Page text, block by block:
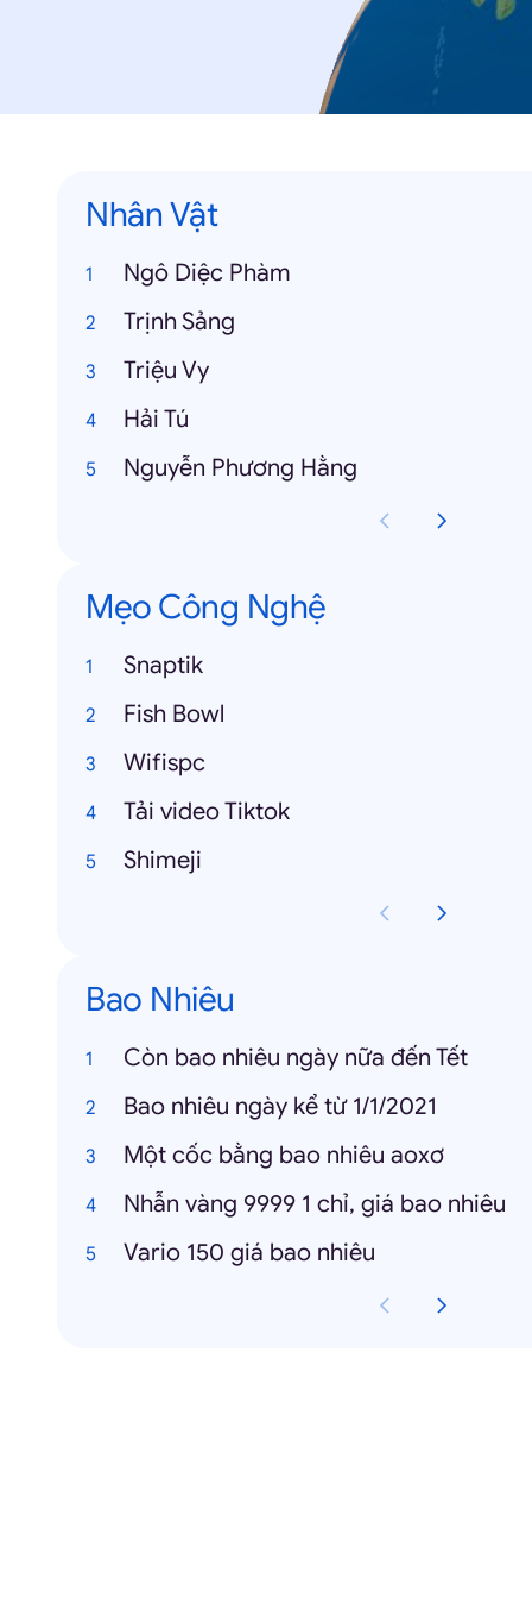
Nhân Vật
Ngô Diệc Phàm
Trịnh Sảng
Triệu Vy
Hải Tú
Nguyễn Phương Hằng
Mẹo Công Nghệ
Snaptik
Fish Bowl
Wifispc
Tải video Tiktok
Shimeji
Bao Nhiêu
Còn bao nhiêu ngày nữa đến Tết
Bao nhiêu ngày kể từ 1/1/2021
Một cốc bằng bao nhiêu aoxơ
Nhẫn vàng 9999 1 chỉ, giá bao nhiêu
Vario 150 giá bao nhiêu